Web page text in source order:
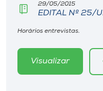
29/05/2015
EDITAL Nº 25/
Horários entrevistas.
Visualizar